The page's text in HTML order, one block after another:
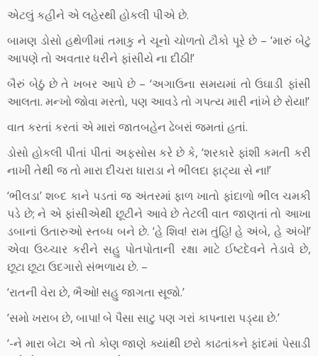
એટલું કહીને એ લહેરથી હોકલી પીએ છે.
બામણ ડોસો હથેળીમાં તમાકુ ને ચૂનો ચોળતો ટૌકો પૂરે છે – ‘મારું બેટું
આપણે તો અવતાર ધરીને ફાંસીયે ના દીઠી!’
બૈરું બેઠું છે તે ખબર આપે છે – ‘અગાઉના સમયમાં તો ઉઘાડી ફાંસી
આલતા. મન્ખો જોવા મરતો, પણ આવડે તો ગપત્ય મારી નાંખે છે રોયા!’
વાત કરતાં કરતાં એ મારાં જાતબહેન ઢેબરાં જમતાં હતાં.
ડોસો હોકલી પીતાં પીતાં અફસોસ કરે છે કે, ‘શરકારે ફાંશી કમતી કરી
નાખી તેથી જ તો મારા દીચરા ધારાડા ને ભીલદા ફાટ્યા સે ના!’
‘ભીલડા’ શબ્દ કાને પડતાં જ અંતરમાં ફાળ ખાતો ફાંદાળો ભીલ ચમકી
પડે છે; ને એ ફાંસીએથી છૂટીને આવે છે તેટલી વાત જાણતાં તો આખા
ડબાનાં ઉતારુઓ સ્તબ્ધ બને છે. ‘હે શિવ! રામ તુંહિ! હે અંબે, હે અંબે!’
એવા ઉચ્ચાર કરીને સહુ પોતપોતાની રક્ષા માટે ઈષ્ટદેવને તેડાવે છે,
છૂટા છૂટા ઉદગારો સંભળાય છે. –
‘રાતની વેરા છે, ભૈઓ! સહુ જાગતા સૂજો.’
‘સમો ખરાબ છે, બાપા! બે પૈસા સાટુ પણ ગરાં કાપનારા પડ્યા છે.’
‘-ને મારા બેટા એ તો કોણ જાણે ક્યાંથી છરો કાઢતાંકને ફાંદમાં પેસાડી